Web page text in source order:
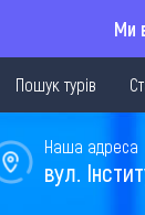
Ми
Пошук турів
Наша адреса
вул.